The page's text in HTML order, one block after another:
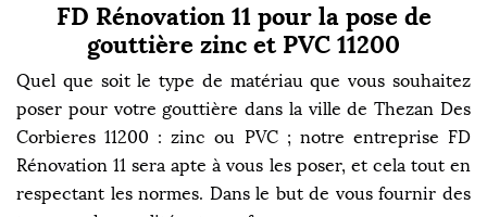
FD Rénovation 11 pour la pose de
gouttière zinc et PVC 11200
Quel que soit le type de matériau que vous souhaitez
poser pour votre gouttière dans la ville de Thezan Des
Corbieres 11200 : zinc ou PVC ; notre entreprise FD
Rénovation 11 sera apte à vous les poser, et cela tout en
respectant les normes. Dans le but de vous fournir des